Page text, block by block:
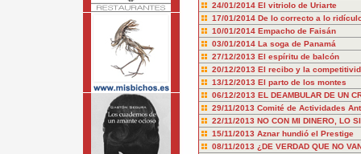
24/01/2014 El vitriolo de Uriarte
17/01/2014 De lo correcto a lo
10/01/2014 Empacho de Faisán
03/01/2014 La soga de Panamá
27/12/2013 El espíritu de balcón
20/12/2013 El recibo y la
13/12/2013 El parto de los montes
06/12/2013 EL DEAMBULAR DE UN
29/11/2013 Comité de Actividades
22/11/2013 NO CON MI DINERO, LO
15/11/2013 Aznar hundió el Prestige
08/11/2013 ¿DE VERDAD QUE NO